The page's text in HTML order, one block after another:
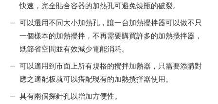
快速，完全貼合容器的加熱孔可避免燒瓶的破裂。
可以選用不同大小加熱孔，讓一台加熱攪拌器可以做不只
一個樣本的加熱攪拌，不再需要購買許多的加熱攪拌器，
既節省空間並有效減少電能消耗。
可以適用到市面上所有規格的攪拌加熱器，只需要添購對
應之適配板就可以搭配現有的加熱攪拌器使用。
具有兩個探針孔以增加方便性。